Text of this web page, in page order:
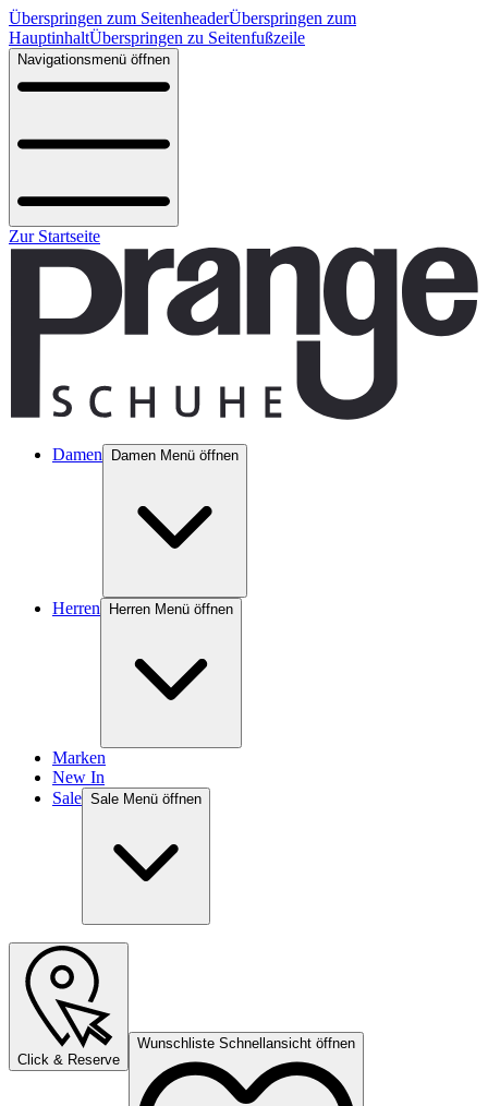
Überspringen zum SeitenheaderÜberspringen zum
HauptinhaltÜberspringen zu Seitenfußzeile
Navigationsmenü öffnen
Zur Startseite
Damen Damen Menü öffnen
Herren Herren Menü öffnen
Marken
New In
Sale Sale Menü öffnen
Click & Reserve
Wunschliste Schnellansicht öffnen